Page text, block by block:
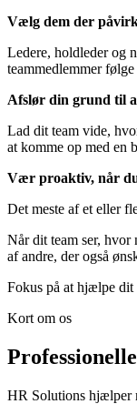
Vælg dem der
Ledere, holdleder og
teammedlemmer
Afslør din grund til
Lad dit team vide,
at komme op med en
Vær proaktiv, når
Det meste af et eller
Når dit team ser, hvor
af andre, der også
Fokus på at hjælpe dit
Kort om os
HR Solutions hjælper